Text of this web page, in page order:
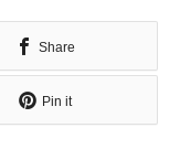
Share
Pin it